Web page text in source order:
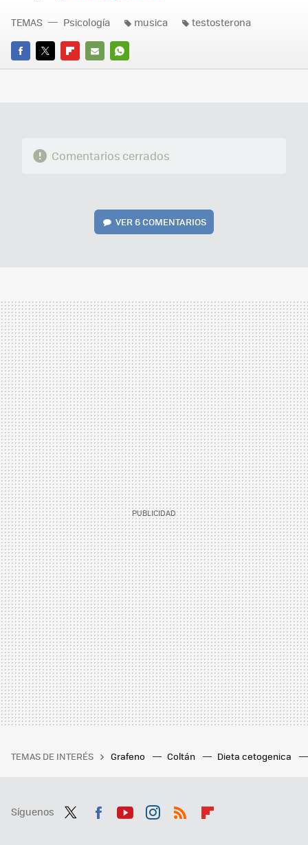
FACEBOOK
TWITTERFLIPBOARD
E-
WHATSAPP
TEMAS Psicología musica testosterona
Comentarios cerrados
VER6 COMENTARIOS
TEMAS DE INTERÉS Grafeno Coltán Dieta cetogenica
Síguenos